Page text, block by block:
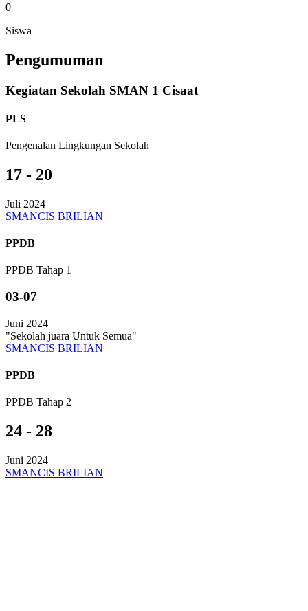
0
Siswa
Pengumuman
Kegiatan Sekolah SMAN 1 Cisaat
PLS
Pengenalan Lingkungan Sekolah
17 - 20
Juli 2024
SMANCIS BRILIAN
PPDB
PPDB Tahap 1
03-07
Juni 2024
"Sekolah juara Untuk Semua"
SMANCIS BRILIAN
PPDB
PPDB Tahap 2
24 - 28
Juni 2024
SMANCIS BRILIAN